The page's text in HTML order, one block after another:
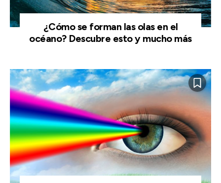
¿Cómo se forman las olas en el
océano? Descubre esto y mucho más